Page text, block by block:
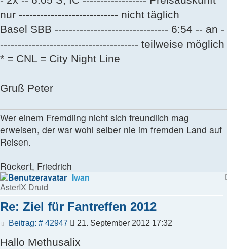
nur ---------------------------- nicht täglich
Basel SBB -------------------------------- 6:54 -- an -
--------------------------------------- teilweise möglich
* = CNL = City Night Line
Gruß Peter
Wer einem Fremdling nicht sich freundlich mag
erweisen, der war wohl selber nie im fremden Land auf
Reisen.
Rückert, Friedrich
Iwan
AsterIX Druid
Re: Ziel für Fantreffen 2012
Beitrag: # 42947Beitrag
21. September 2012 17:32
Hallo Methusalix